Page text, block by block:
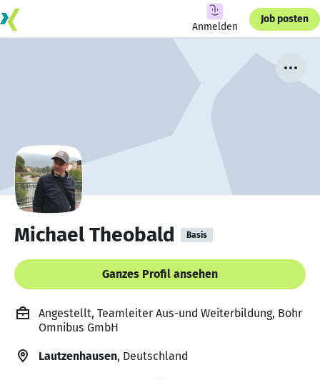
Anmelden
Job posten
Michael Theobald Basis
Ganzes Profil ansehen
Angestellt, Teamleiter Aus-und Weiterbildung, Bohr
Omnibus GmbH
Lautzenhausen, Deutschland